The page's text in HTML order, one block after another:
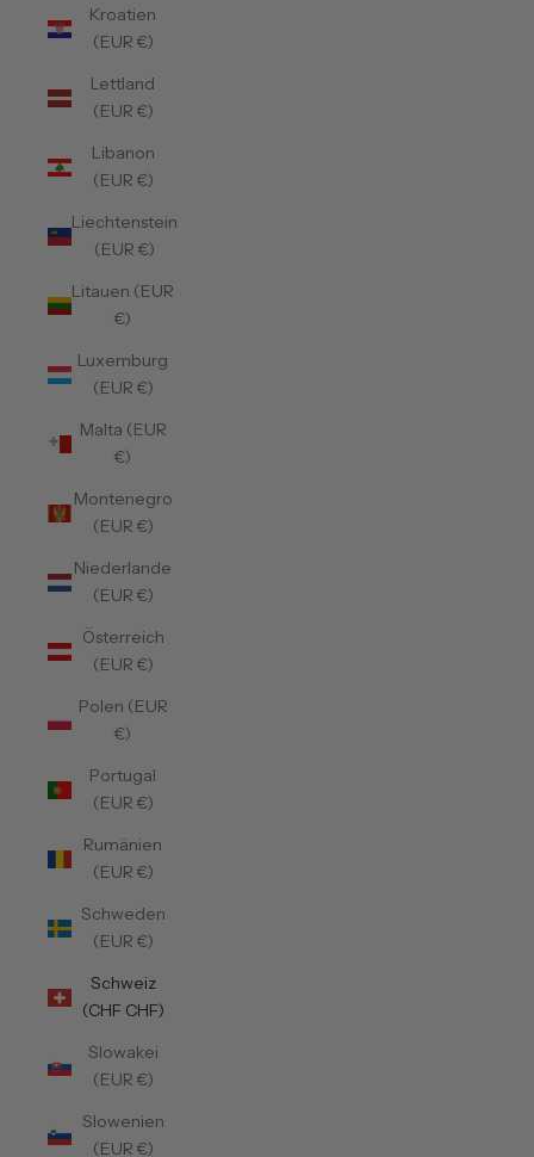
Kroatien
(EUR €)
Lettland
(EUR €)
Libanon
(EUR €)
Liechtenstein
(EUR €)
Litauen (EUR
€)
Luxemburg
(EUR €)
Malta (EUR
€)
Montenegro
(EUR €)
Niederlande
(EUR €)
Österreich
(EUR €)
Polen (EUR
€)
Portugal
(EUR €)
Rumänien
(EUR €)
Schweden
(EUR €)
Schweiz
(CHF CHF)
Slowakei
(EUR €)
Slowenien
(EUR €)